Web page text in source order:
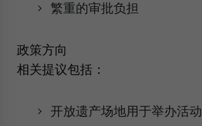
繁重的审批负担
政策方向
相关提议包括：
开放遗产场地用于举办活动